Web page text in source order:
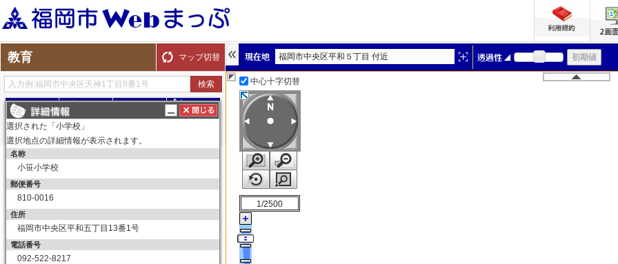
教育 マップ切替
探す ルート
教育
小学校
小学校
中学校
福岡市中央区平和５丁目 付近
中心十字切替
1/2500
選択された「小学校」
選択地点の詳細情報が表示されます。
名称
小笹小学校
郵便番号
810-0016
住所
福岡市中央区平和五丁目13番1号
電話番号
092-522-8217